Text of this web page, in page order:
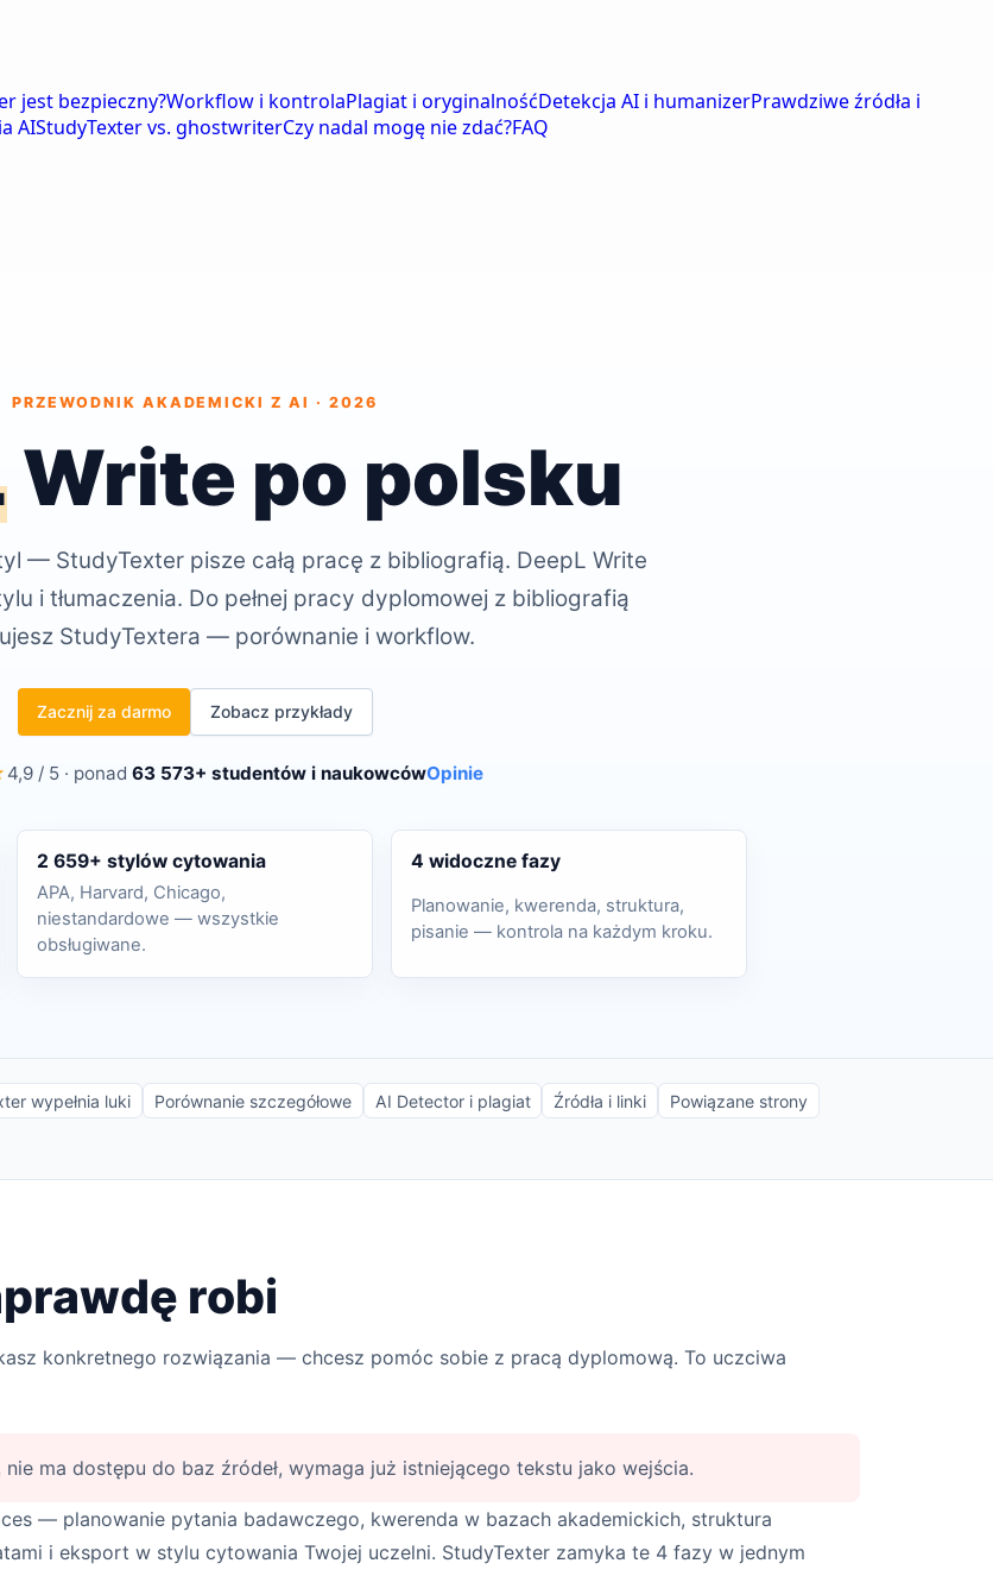
jest bezpieczny?Workflow i kontrolaPlagiat i oryginalnośćDetekcja AI i humanizerPrawdziwe źródła i
AIStudyTexter vs. ghostwriterCzy nadal mogę nie zdać?FAQ
PRZEWODNIK AKADEMICKI Z AI · 2026
Write po polsku
— StudyTexter pisze całą pracę z bibliografią. DeepL Write
i tłumaczenia. Do pełnej pracy dyplomowej z bibliografią
StudyTextera — porównanie i workflow.
Zacznij za darmo Zobacz przykłady
4,9 / 5 · ponad 63 573+ studentów i naukowcówOpinie
2 659+ stylów cytowania
APA, Harvard, Chicago,
niestandardowe — wszystkie
obsługiwane.
4 widoczne fazy
Planowanie, kwerenda, struktura,
pisanie — kontrola na każdym kroku.
wypełnia luki Porównanie szczegółowe AI Detector i plagiat Źródła i linki
Powiązane strony
robi
konkretnego rozwiązania — chcesz pomóc sobie z pracą dyplomową. To uczciwa
nie ma dostępu do baz źródeł, wymaga już istniejącego tekstu jako wejścia.
— planowanie pytania badawczego, kwerenda w bazach akademickich, struktura
i eksport w stylu cytowania Twojej uczelni. StudyTexter zamyka te 4 fazy w jednym